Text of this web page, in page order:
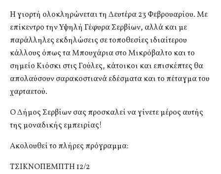
Η γιορτή ολοκληρώνεται τη Δευτέρα 23 Φεβρουαρίου. Με
επίκεντρο την Υψηλή Γέφυρα Σερβίων, αλλά και με
παράλληλες εκδηλώσεις σε τοποθεσίες ιδιαίτερου
κάλλους όπως τα Μπουχάρια στο Μικρόβαλτο και το
σημείο Κιόσκι στις Γούλες, κάτοικοι και επισκέπτες θα
απολαύσουν σαρακοστιανά εδέσματα και το πέταγμα του
χαρταετού.
Ο Δήμος Σερβίων σας προσκαλεί να γίνετε μέρος αυτής
της μοναδικής εμπειρίας!
Ακολουθεί το πλήρες πρόγραμμα:
ΤΣΙΚΝΟΠΕΜΠΤΗ 12/2